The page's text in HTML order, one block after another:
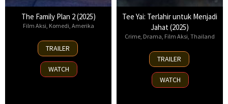
The Family Plan 2 (2025)
Film Aksi, Komedi, Amerika
11
Nov
2025
TRAILER
WATCH
Tee Yai: Terlahir untuk Menjadi
Jahat (2025)
Crime, Drama, Film Aksi, Thailand
13
Nov
2025
TRAILER
WATCH